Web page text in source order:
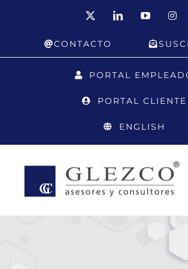
LinkedInYouTube
CONTACTO
PORTAL
PORTAL CLIENTE
ENGLISH